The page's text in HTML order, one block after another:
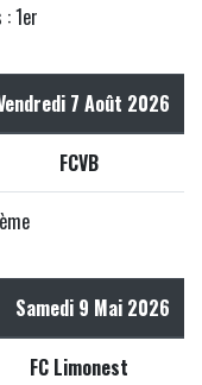
: 1er
7 Août 2026
FCVB
Samedi 9 Mai 2026
FC Limonest